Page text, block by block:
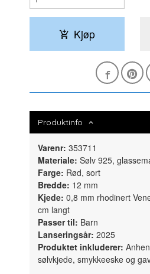
Kjøp
Produktinfo
Varenr: 353711
Materiale: Sølv 925,
Farge: Rød, sort
Bredde: 12 mm
Kjede: 0,8 mm rhodinert
cm langt
Passer til: Barn
Lanseringsår: 2025
Produktet inkluderer:
sølvkjede, smykkeeske og